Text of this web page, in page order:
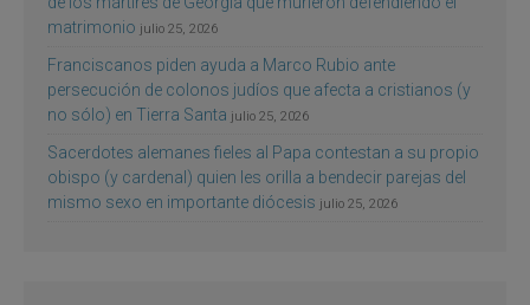
matrimonio julio 25, 2026
Franciscanos piden ayuda a Marco Rubio ante
persecución de colonos judíos que afecta a cristianos (y
no sólo) en Tierra Santa julio 25, 2026
Sacerdotes alemanes fieles al Papa contestan a su propio
obispo (y cardenal) quien les orilla a bendecir parejas del
mismo sexo en importante diócesis julio 25, 2026